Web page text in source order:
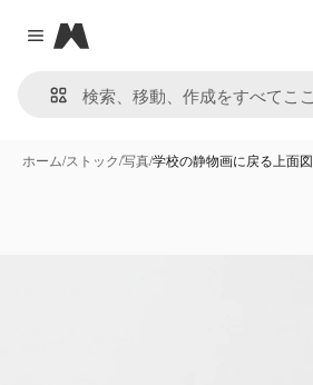
Close menu
Magnific
ホーム/ストック/写真/学校の静物画に戻る上面図